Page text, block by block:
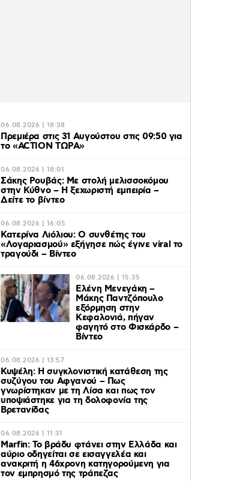
06.08.2026 | 18:38
Πρεμιέρα στις 31 Αυγούστου στις 09:50 για
το «ACTION ΤΩΡΑ»
06.08.2026 | 18:01
Σάκης Ρουβάς: Με στολή μελισσοκόμου
στην Κύθνο – Η ξεχωριστή εμπειρία –
Δείτε το βίντεο
06.08.2026 | 16:05
Κατερίνα Λιόλιου: Ο συνθέτης του
«Λογαριασμού» εξήγησε πώς έγινε viral το
τραγούδι – Βίντεο
06.08.2026 | 15:35
Ελένη Μενεγάκη –
Μάκης Παντζόπουλο
εξόρμηση στην
Κεφαλονιά, πήγαν
φαγητό στο Φισκάρδο –
Βίντεο
06.08.2026 | 13:57
Κυψέλη: Η συγκλονιστική κατάθεση της
συζύγου του Αφγανού – Πως
γνωρίστηκαν με τη Λίσα και πως τον
υποψιάστηκε για τη δολοφονία της
Βρετανίδας
06.08.2026 | 11:31
Marfin: Το βράδυ φτάνει στην Ελλάδα και
αύριο οδηγείται σε εισαγγελέα και
ανακριτή η 46χρονη κατηγορούμενη για
τον εμπρησμό της τράπεζας